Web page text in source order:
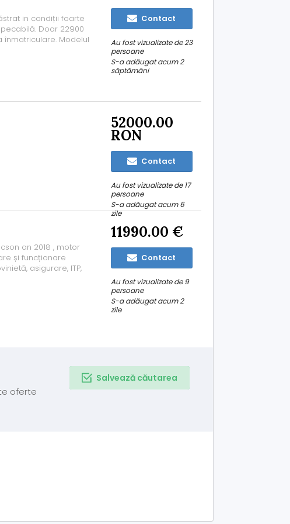
in condiții foarte
Doar 22900
Modelul
atât pentru oraș,
X asigură un
Contact
Au fost vizualizate de 23
persoane
S-a adăugat acum 2
săptămâni
52000.00
RON
Contact
Au fost vizualizate de 17
persoane
S-a adăugat acum 6
zile
an 2018 , motor
și funcționare
asigurare, ITP,
. Mai multe
11990.00 €
Contact
Au fost vizualizate de 9
persoane
S-a adăugat acum 2
zile
oferte
Salvează căutarea